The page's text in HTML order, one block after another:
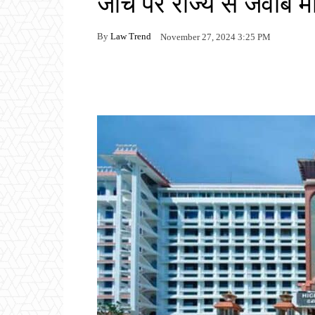
By Law Trend November 27, 2024 3:25 PM